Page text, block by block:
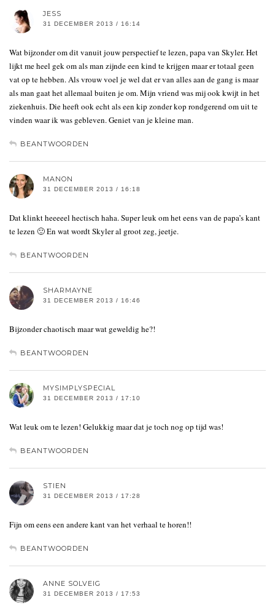
JESS
31 DECEMBER 2013 / 16:14
Wat bijzonder om dit vanuit jouw perspectief te lezen, papa van Skyler. Het
lijkt me heel gek om als man zijnde een kind te krijgen maar er totaal geen
vat op te hebben. Als vrouw voel je wel dat er van alles aan de gang is maar
als man gaat het allemaal buiten je om. Mijn vriend was mij ook kwijt in het
ziekenhuis. Die heeft ook echt als een kip zonder kop rondgerend om uit te
vinden waar ik was gebleven. Geniet van je kleine man.
BEANTWOORDEN
MANON
31 DECEMBER 2013 / 16:18
Dat klinkt heeeeel hectisch haha. Super leuk om het eens van de papa’s kant
te lezen 🙂 En wat wordt Skyler al groot zeg, jeetje.
BEANTWOORDEN
SHARMAYNE
31 DECEMBER 2013 / 16:46
Bijzonder chaotisch maar wat geweldig he?!
BEANTWOORDEN
MYSIMPLYSPECIAL
31 DECEMBER 2013 / 17:10
Wat leuk om te lezen! Gelukkig maar dat je toch nog op tijd was!
BEANTWOORDEN
STIEN
31 DECEMBER 2013 / 17:28
Fijn om eens een andere kant van het verhaal te horen!!
BEANTWOORDEN
ANNE SOLVEIG
31 DECEMBER 2013 / 17:53